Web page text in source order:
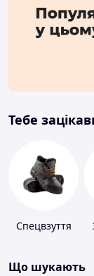
Тебе
Спецвзуття
Що шукають